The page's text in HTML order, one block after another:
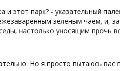
и этот парк? - указательный
зелёным чаем, и,
настолько уносящим прочь
Но я просто пытаюсь вас